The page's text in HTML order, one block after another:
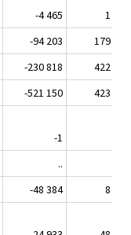
-4 465
1 373
-94 203
179 364
-230 818
422 016
-521 150
423 304
-1
..
-48 384
8 314